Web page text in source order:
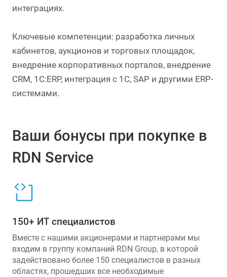
интеграциях.
Ключевые компетенции: разработка личных
кабинетов, аукционов и торговых площадок,
внедрение корпоративных порталов, внедрение
CRM, 1С:ERP, интеграция с 1С, SAP и другими ERP-
системами.
Ваши бонусы при покупке в
RDN Service
150+ ИТ специалистов
Вместе с нашими акционерами и партнерами мы
входим в группу компаний RDN Group, в которой
задействовано более 150 специалистов в разных
областях, прошедших все необходимые